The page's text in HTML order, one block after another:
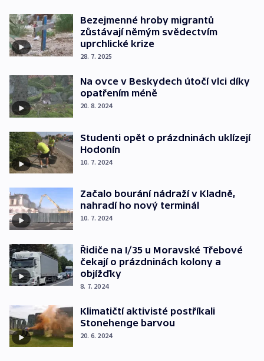
Bezejmenné hroby migrantů
zůstávají němým svědectvím
uprchlické krize
28. 7. 2025
Na ovce v Beskydech útočí vlci díky
opatřením méně
20. 8. 2024
Studenti opět o prázdninách uklízejí
Hodonín
10. 7. 2024
Začalo bourání nádraží v Kladně,
nahradí ho nový terminál
10. 7. 2024
Řidiče na I/35 u Moravské Třebové
čekají o prázdninách kolony a
objížďky
8. 7. 2024
Klimatičtí aktivisté postříkali
Stonehenge barvou
20. 6. 2024